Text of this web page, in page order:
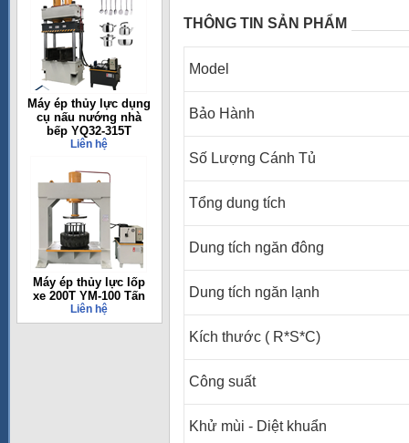
Máy ép thủy lực dụng
cụ nấu nướng nhà
bếp YQ32-315T
Liên hệ
Máy ép thủy lực lốp
xe 200T YM-100 Tấn
Liên hệ
THÔNG TIN SẢN PHẨM
Model
Bảo Hành
Số Lượng Cánh Tủ
Tổng dung tích
Dung tích ngăn đông
Dung tích ngăn lạnh
Kích thước ( R*S*C)
Công suất
Khử mùi - Diệt khuẩn